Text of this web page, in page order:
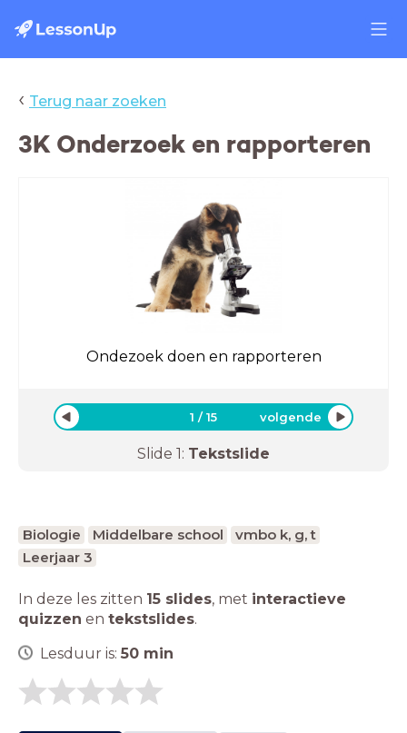
‹ Terug naar zoeken
3K Onderzoek en rapporteren
Ondezoek doen en rapporteren
1 /15 volgende
Slide 1: Tekstslide
Biologie Middelbare school
vmbo k, g, t
Leerjaar 3
In deze les zitten 15 slides, met interactieve
quizzen en tekstslides.
Lesduur is: 50 min